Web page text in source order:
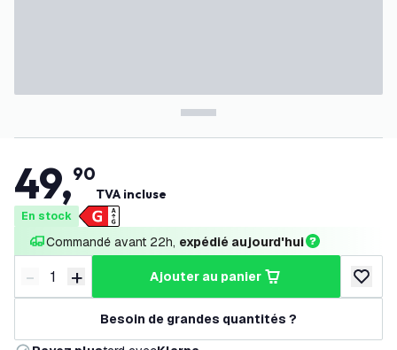
49,90
TVA incluse
En stock
Commandé avant 22h, expédié aujourd'hui
Diminuer la quantité
- Augmenter la quantité
+ ajouter au panier
Besoin de grandes quantités ?